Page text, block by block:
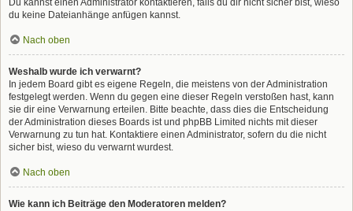
Du kannst einen Administrator kontaktieren, falls du dir nicht sicher bist, wieso
du keine Dateianhänge anfügen kannst.
Nach oben
Weshalb wurde ich verwarnt?
In jedem Board gibt es eigene Regeln, die meistens von der Administration
festgelegt werden. Wenn du gegen eine dieser Regeln verstoßen hast, kann
sie dir eine Verwarnung erteilen. Bitte beachte, dass dies die Entscheidung
der Administration dieses Boards ist und phpBB Limited nichts mit dieser
Verwarnung zu tun hat. Kontaktiere einen Administrator, sofern du die nicht
sicher bist, wieso du verwarnt wurdest.
Nach oben
Wie kann ich Beiträge den Moderatoren melden?